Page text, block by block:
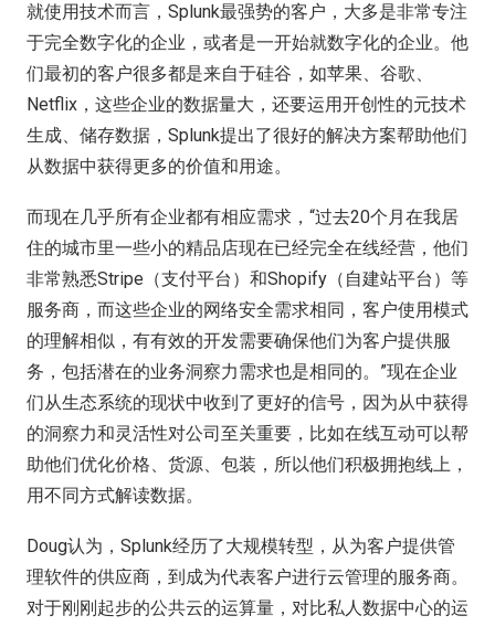
就使用技术而言，Splunk最强势的客户，大多是非常专注
于完全数字化的企业，或者是一开始就数字化的企业。他
们最初的客户很多都是来自于硅谷，如苹果、谷歌、
Netflix，这些企业的数据量大，还要运用开创性的元技术
生成、储存数据，Splunk提出了很好的解决方案帮助他们
从数据中获得更多的价值和用途。
而现在几乎所有企业都有相应需求，“过去20个月在我居
住的城市里一些小的精品店现在已经完全在线经营，他们
非常熟悉Stripe（支付平台）和Shopify（自建站平台）等
服务商，而这些企业的网络安全需求相同，客户使用模式
的理解相似，有有效的开发需要确保他们为客户提供服
务，包括潜在的业务洞察力需求也是相同的。”现在企业
们从生态系统的现状中收到了更好的信号，因为从中获得
的洞察力和灵活性对公司至关重要，比如在线互动可以帮
助他们优化价格、货源、包装，所以他们积极拥抱线上，
用不同方式解读数据。
Doug认为，Splunk经历了大规模转型，从为客户提供管
理软件的供应商，到成为代表客户进行云管理的服务商。
对于刚刚起步的公共云的运算量，对比私人数据中心的运